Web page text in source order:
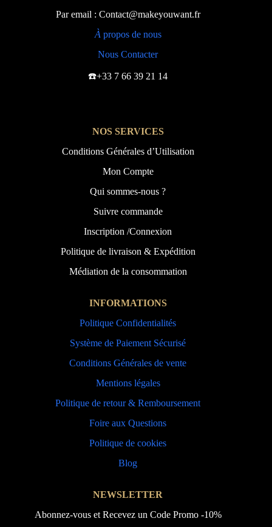
Par email : Contact@makeyouwant.fr
À propos de nous
Nous Contacter
☎️+33 7 66 39 21 14
NOS SERVICES
Conditions Générales d’Utilisation
Mon Compte
Qui sommes-nous ?
Suivre commande
Inscription /Connexion
Politique de livraison & Expédition
Médiation de la consommation
INFORMATIONS
Politique Confidentialités
Système de Paiement Sécurisé
Conditions Générales de vente
Mentions légales
Politique de retour & Remboursement
Foire aux Questions
Politique de cookies
Blog
NEWSLETTER
Abonnez-vous et Recevez un Code Promo -10%